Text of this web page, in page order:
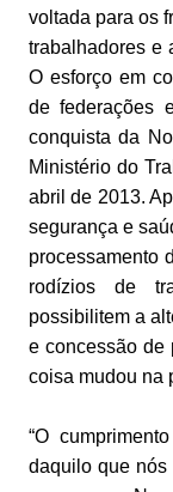
voltada para os
trabalhadores e
O esforço em
de federações
conquista da
Ministério do
abril de 2013.
segurança e
processamento
rodízios de
possibilitem a
e concessão de
coisa mudou na
“O
daquilo que nós